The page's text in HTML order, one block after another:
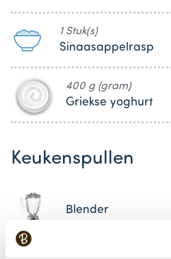
1 Stuk(s)
Sinaasappelrasp
400 g (gram)
Griekse yoghurt
Keukenspullen
Blender